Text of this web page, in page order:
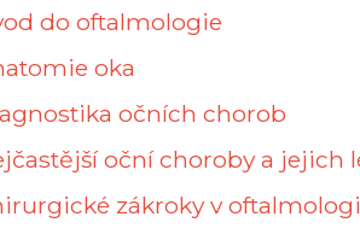
do oftalmologie
oka
očních chorob
oční choroby a jejich
zákroky v